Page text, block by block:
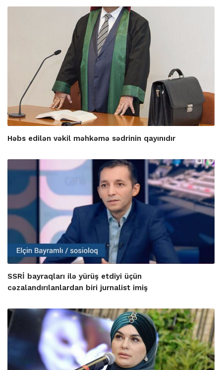
Həbs edilən vəkil məhkəmə sədrinin qayınıdır
SSRİ bayraqları ilə yürüş etdiyi üçün
cəzalandırılanlardan biri jurnalist imiş